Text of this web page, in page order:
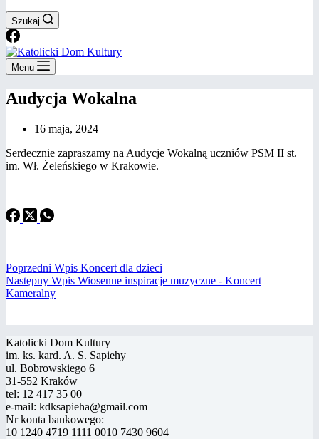
Szukaj
Menu
Audycja Wokalna
16 maja, 2024
Serdecznie zapraszamy na Audycje Wokalną uczniów PSM II st.
im. Wł. Żeleńskiego w Krakowie.
Poprzedni Wpis Koncert dla dzieci
Następny Wpis Wiosenne inspiracje muzyczne - Koncert
Kameralny
Katolicki Dom Kultury
im. ks. kard. A. S. Sapiehy
ul. Bobrowskiego 6
31-552 Kraków
tel: 12 417 35 00
e-mail: kdksapieha@gmail.com
Nr konta bankowego:
10 1240 4719 1111 0010 7430 9604